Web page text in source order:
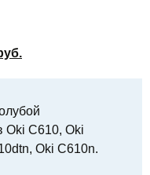
Oki C610, Oki
Oki C610n.